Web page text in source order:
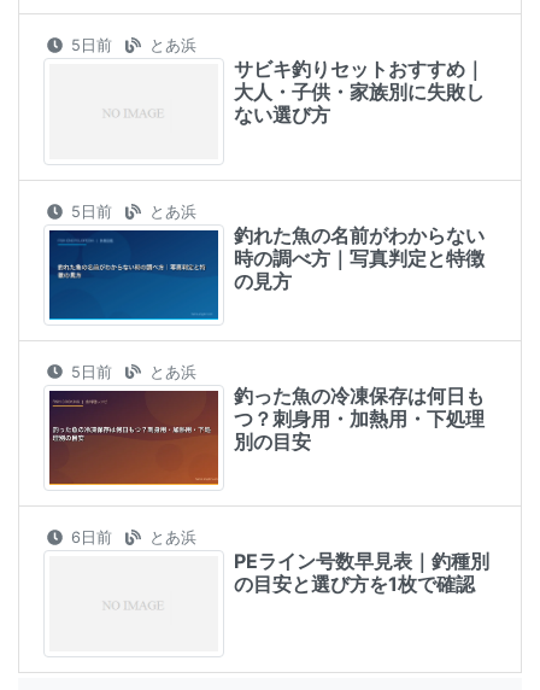
5日前 とあ浜
サビキ釣りセットおすすめ｜
大人・子供・家族別に失敗し
ない選び方
5日前 とあ浜
釣れた魚の名前がわからない
時の調べ方｜写真判定と特徴
の見方
5日前 とあ浜
釣った魚の冷凍保存は何日も
つ？刺身用・加熱用・下処理
別の目安
6日前 とあ浜
PEライン号数早見表｜釣種別
の目安と選び方を1枚で確認